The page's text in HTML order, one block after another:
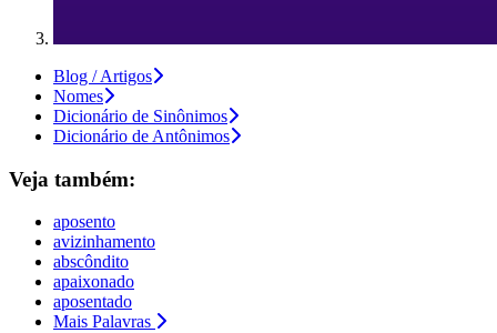
Blog / Artigos
Nomes
Dicionário de Sinônimos
Dicionário de Antônimos
Veja também:
aposento
avizinhamento
abscôndito
apaixonado
aposentado
Mais Palavras